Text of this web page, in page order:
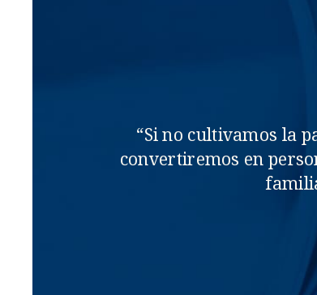
“Si no cultivamos la
convertiremos en